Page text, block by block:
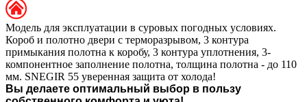
Модель для эксплуатации в суровых погодных условиях.
Короб и полотно двери с терморазрывом, 3 контура
примыкания полотна к коробу, 3 контура уплотнения, 3-
компонентное заполнение полотна, толщина полотна - до 110
мм. SNEGIR 55 уверенная защита от холода!
Вы делаете оптимальный выбор в пользу